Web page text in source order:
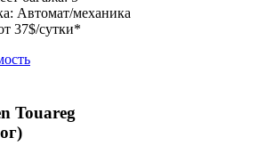
Автомат/механика
37$/сутки*
Touareg